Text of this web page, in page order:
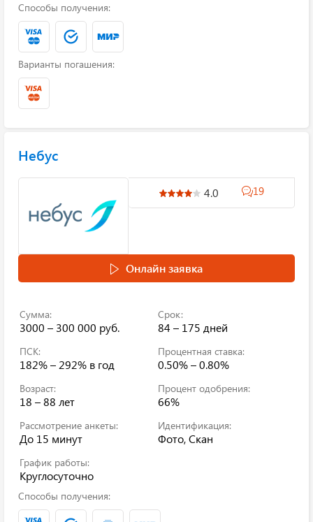
Способы получения:
Варианты погашения:
Небус
4.0 19
Онлайн заявка
Сумма:
3000 – 300 000 руб.
Срок:
84 – 175 дней
ПСК:
182% – 292% в год
Процентная ставка:
0.50% – 0.80%
Возраст:
18 – 88 лет
Процент одобрения:
66%
Рассмотрение анкеты:
До 15 минут
Идентификация:
Фото, Скан
График работы:
Круглосуточно
Способы получения: